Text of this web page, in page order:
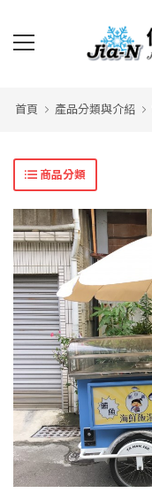
首頁 產品分類與介紹
商品分類